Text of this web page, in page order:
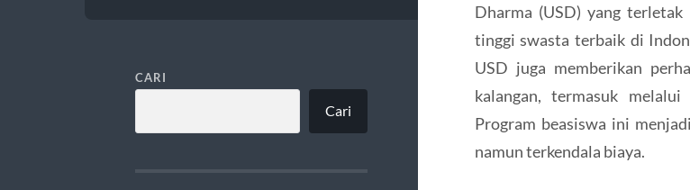
CARI
Cari
Dharma (USD) yang
tinggi swasta terbaik di
USD juga memberikan
kalangan, termasuk melalui
Program beasiswa ini
namun terkendala biaya.